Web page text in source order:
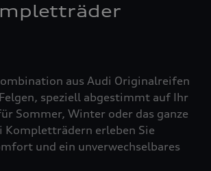
aus Audi Originalreifen
speziell abgestimmt auf Ihr
Sommer, Winter oder das ganze
Kompletträdern erleben Sie
und ein unverwechselbares